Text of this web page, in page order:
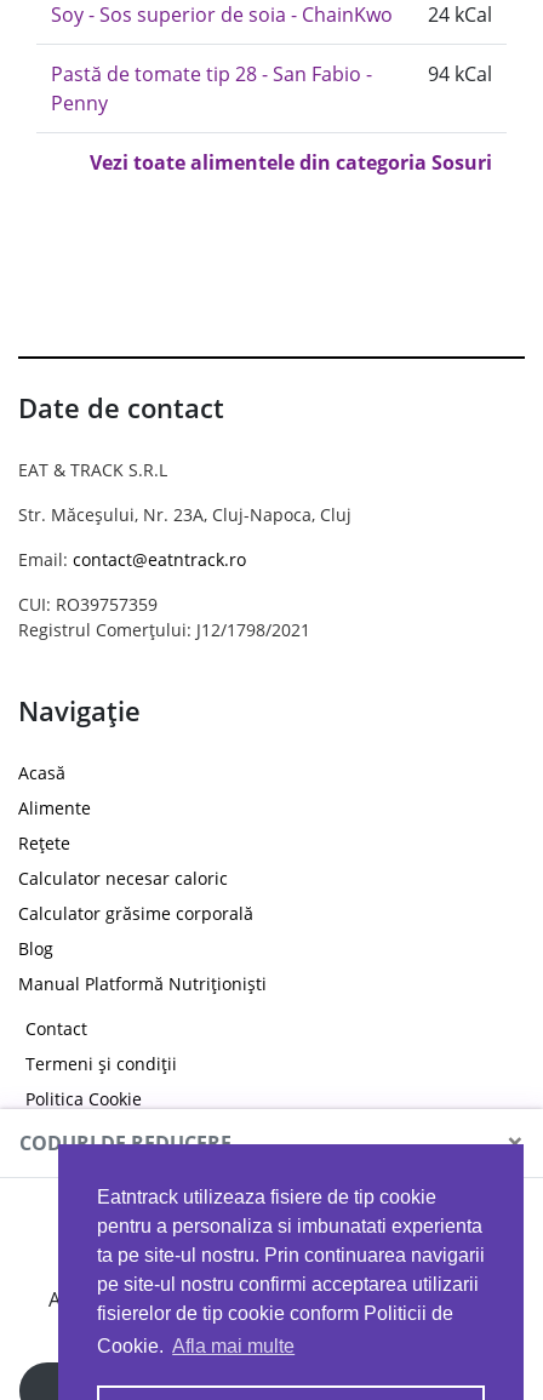
Eatntrack utilizeaza fisiere de tip cookie
pentru a personaliza si imbunatati experienta
ta pe site-ul nostru. Prin continuarea navigarii
pe site-ul nostru confirmi acceptarea utilizarii
fisierelor de tip cookie conform Politicii de
Cookie. Afla mai multe
Soy - Sos superior de soia - ChainKwo 24 kCal
Pastă de tomate tip 28 - San Fabio -
Penny
94 kCal
Vezi toate alimentele din categoria Sosuri
Date de contact
EAT & TRACK S.R.L
Str. Măceșului, Nr. 23A, Cluj-Napoca, Cluj
Email: contact@eatntrack.ro
CUI: RO39757359
Registrul Comerțului: J12/1798/2021
Navigație
Acasă
Alimente
Rețete
Calculator necesar caloric
Calculator grăsime corporală
Blog
Manual Platformă Nutriționiști
Contact
Termeni și condiții
Politica Cookie
Politica de confidențialitate
CODURI DE REDUCERE ×
MYPROTEIN
Ai 40%reducere la orice comandă folosind codul
EATTRACK
Profită acum